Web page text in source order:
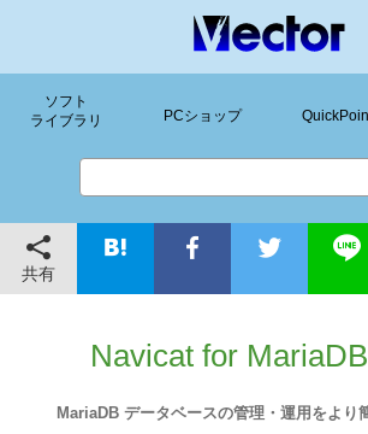
ソフト
ライブラリ
PCショップ
共有
Navicat for
MariaDB データベースの管理・運用をより